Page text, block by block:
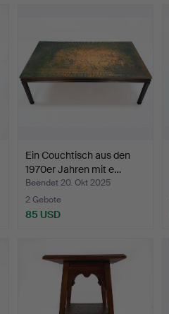
Ein Couchtisch aus den
1970er Jahren mit e…
Beendet 20. Okt 2025
2 Gebote
85 USD